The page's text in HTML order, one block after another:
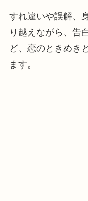
すれ違いや誤解、
り越えながら、告
ど、恋のときめき
ます。